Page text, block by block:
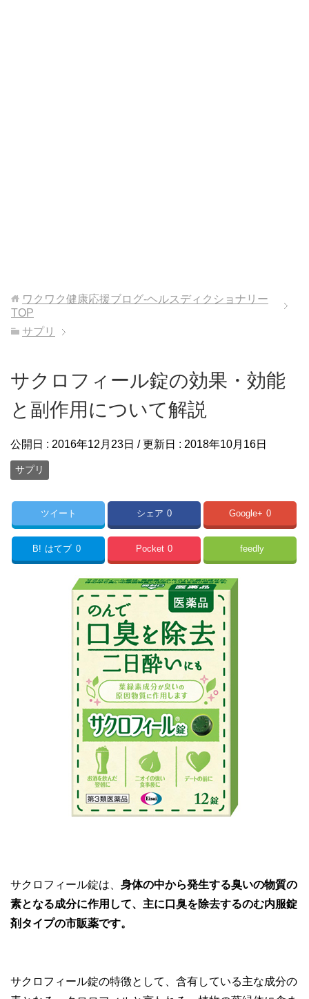
ワクワク健康応援ブログ-ヘルスディクショナリー
TOP
サプリ
サクロフィール錠の効果・効能
と副作用について解説
公開日 : 2016年12月23日 / 更新日 : 2018年10月16日
サプリ
ツイート シェア 0 Google+ 0
B! はてブ 0 Pocket 0 feedly
サクロフィール錠は、 身体の中から発生する臭いの物質の
素となる成分に作用して、主に口臭を除去するのむ内服錠
剤タイプの市販薬です。
サクロフィール錠の特徴として、含有している主な成分の